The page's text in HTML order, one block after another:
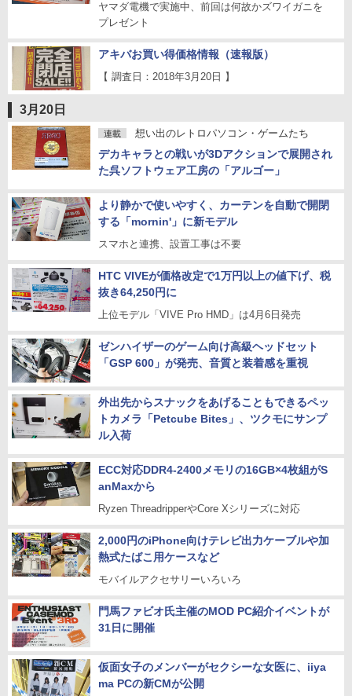
ヤマダ電機で実施中、前回は何故かズワイガニを
プレゼント
アキバお買い得価格情報（速報版）
【 調査日：2018年3月20日 】
3月20日
連載 想い出のレトロパソコン・ゲームたち
デカキャラとの戦いが3Dアクションで展開され
た呉ソフトウェア工房の「アルゴー」
より静かで使いやすく、カーテンを自動で開閉
する「mornin'」に新モデル
スマホと連携、設置工事は不要
HTC VIVEが価格改定で1万円以上の値下げ、税
抜き64,250円に
上位モデル「VIVE Pro HMD」は4月6日発売
ゼンハイザーのゲーム向け高級ヘッドセット
「GSP 600」が発売、音質と装着感を重視
外出先からスナックをあげることもできるペッ
トカメラ「Petcube Bites」、ツクモにサンプ
ル入荷
ECC対応DDR4-2400メモリの16GB×4枚組がS
anMaxから
Ryzen ThreadripperやCore Xシリーズに対応
2,000円のiPhone向けテレビ出力ケーブルや加
熱式たばこ用ケースなど
モバイルアクセサリーいろいろ
門馬ファビオ氏主催のMOD PC紹介イベントが
31日に開催
仮面女子のメンバーがセクシーな女医に、iiya
ma PCの新CMが公開